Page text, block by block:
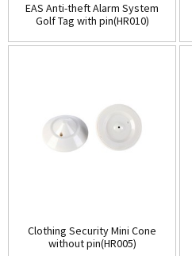
EAS Anti-theft Alarm System
Golf Tag with pin(HR010)
Clothing Security Mini Cone
without pin(HR005)